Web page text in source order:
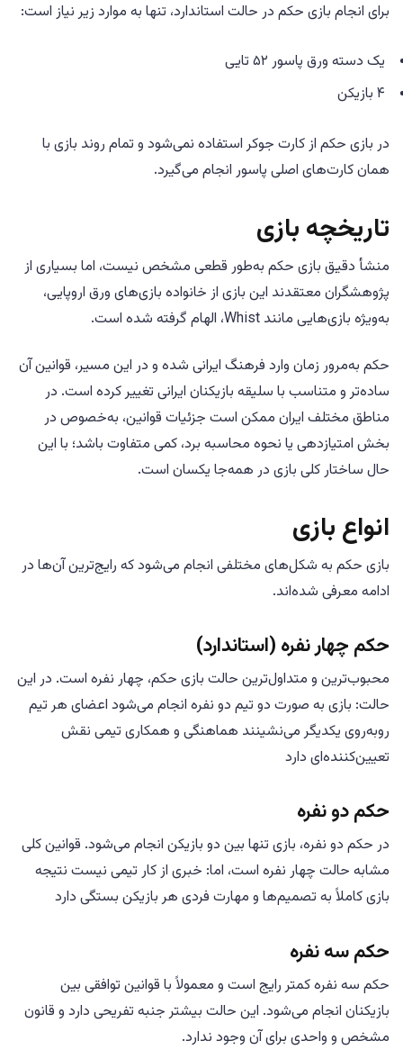
برای انجام بازی حکم در حالت استاندارد، تنها به موارد زیر نیاز است:
یک دسته ورق پاسور ۵۲ تایی
۴ بازیکن
در بازی حکم از کارت جوکر استفاده نمی‌شود و تمام روند بازی با
همان کارت‌های اصلی پاسور انجام می‌گیرد.
تاریخچه بازی
منشأ دقیق بازی حکم به‌طور قطعی مشخص نیست، اما بسیاری از
پژوهشگران معتقدند این بازی از خانواده بازی‌های ورق اروپایی،
به‌ویژه بازی‌هایی مانند Whist، الهام گرفته شده است.
حکم به‌مرور زمان وارد فرهنگ ایرانی شده و در این مسیر، قوانین آن
ساده‌تر و متناسب با سلیقه بازیکنان ایرانی تغییر کرده است. در
مناطق مختلف ایران ممکن است جزئیات قوانین، به‌خصوص در
بخش امتیازدهی یا نحوه محاسبه برد، کمی متفاوت باشد؛ با این
حال ساختار کلی بازی در همه‌جا یکسان است.
انواع بازی
بازی حکم به شکل‌های مختلفی انجام می‌شود که رایج‌ترین آن‌ها در
ادامه معرفی شده‌اند.
حکم چهار نفره (استاندارد)
محبوب‌ترین و متداول‌ترین حالت بازی حکم، چهار نفره است. در این
حالت: بازی به صورت دو تیم دو نفره انجام می‌شود اعضای هر تیم
روبه‌روی یکدیگر می‌نشینند هماهنگی و همکاری تیمی نقش
تعیین‌کننده‌ای دارد
حکم دو نفره
در حکم دو نفره، بازی تنها بین دو بازیکن انجام می‌شود. قوانین کلی
مشابه حالت چهار نفره است، اما: خبری از کار تیمی نیست نتیجه
بازی کاملاً به تصمیم‌ها و مهارت فردی هر بازیکن بستگی دارد
حکم سه نفره
حکم سه نفره کمتر رایج است و معمولاً با قوانین توافقی بین
بازیکنان انجام می‌شود. این حالت بیشتر جنبه تفریحی دارد و قانون
مشخص و واحدی برای آن وجود ندارد.